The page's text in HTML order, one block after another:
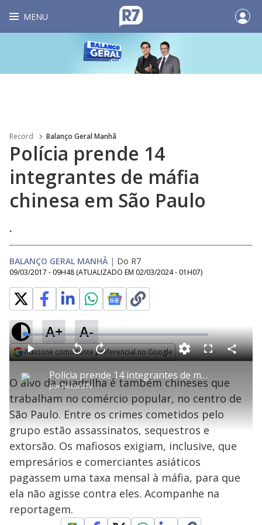
MENU
Record Balanço Geral Manhã
Polícia prende 14
integrantes de máfia
chinesa em São Paulo
.
BALANÇO GERAL MANHÃ | Do R7
09/03/2017 - 09H48 (ATUALIZADO EM 02/03/2024 - 01H07)
A+ A-
Adicione como fonte preferencial no Google
P
l
a
y
Polícia prende 14 integrantes de máfia chinesa em São Paulo
porRecordTV
P V
a
r
0
e
g
n
d
s
A
n
ç
a
1
s
e
u
n
o
s
M
u
d
o
L
o
a
d
e
3
.
8
0
%
F
e
n
C
o
i
l
O alvo da quadrilha é também chineses que
trabalham no comércio popular, no centro de
São Paulo. Entre os crimes cometidos pelo
grupo estão assassinatos, sequestros e
extorsão. Os mafiosos exigiam, inclusive, que
empresários e comerciantes asiáticos
pagassem uma taxa mensal à máfia, para que
ela não agisse contra eles. Acompanhe na
reportagem.